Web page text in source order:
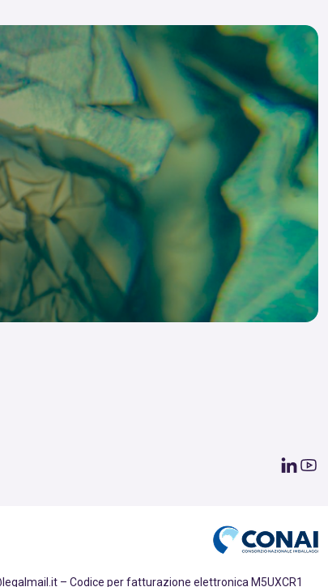
– Codice per fatturazione elettronica M5UXCR1